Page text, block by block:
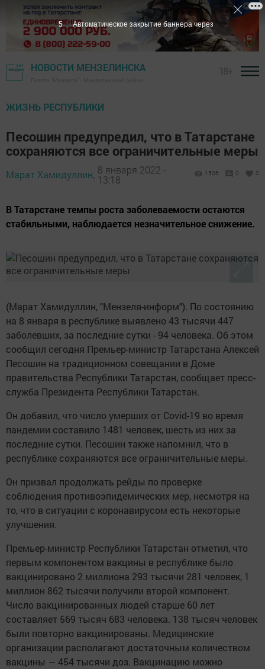
НОВОСТИ МЕНЗЕЛИНСКА
ЖИЗНЬ РЕСПУБЛИКИ
Песошин предупредил, что в Татарстане
сохраняются все ограничительные меры
Марат Хамидуллин, 8 января 2022 -
13:18
1506 0 0
В Татарстане темпы роста заболеваемости остаются
стабильными, наблюдается незначительное снижение.
(Марат Хамидуллин, "Мензеля-информ"). По состоянию
на 8 января в республике выявлено 43 тысячи 447
заболевших, за последние сутки - 94 человека. Об этом
сообщил сегодня Премьер-министр Татарстана Алексей
Песошин на традиционном совещании в Доме
правительства Республики Татарстан, сообщает пресс-
служба Президента Республики Татарстан.
Он добавил, что число умерших от Covid-19 во время
пандемии составило 1481 человек, шесть из них за
последние сутки. Песошин также напомнил, что в
республике сохраняются все ограничительные меры.
Он призвал продолжать рейды по проверке
соблюдения противоэпидемических мер, несмотря на
то, что в ситуации с коронавирусом есть некоторые
улучшения.
Премьер-министр Республики Татарстан отметил, что
первым компонентом вакцины в республике было
вакцинировано 2 миллиона 293 тысячи 281 человек, 1
миллион 862 тысячи получили второй компонент.
Число вакцинированных людей старше 60 лет
составляет 569 тысяч 683 человека. 138 тысяч человек
были повторно вакцинированы. Медицинские
организации располагают достаточным количеством
вакцины — 454 тысячи доз. Вакцинацию можно
4 Автоматическое закрытие баннера через